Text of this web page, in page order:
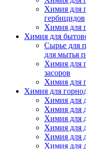
Химия для
гербицидов
Химия для
Химия для
Сырье для
для мытья
Химия для
засоров
Химия для
Химия для
Химия для
Химия для
Химия для
Химия для
Химия для
Химия для